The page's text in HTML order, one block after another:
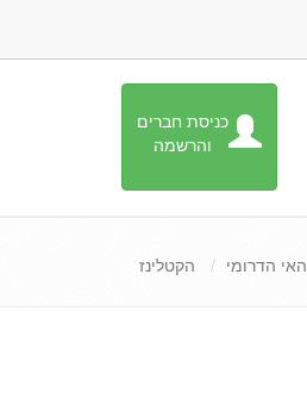
כניסת חברים
והרשמה
האי הדרומי הקטלינז